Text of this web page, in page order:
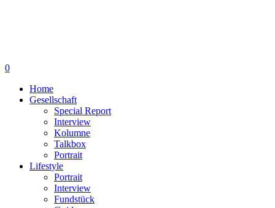
0
Home
Gesellschaft
Special Report
Interview
Kolumne
Talkbox
Portrait
Lifestyle
Portrait
Interview
Fundstück